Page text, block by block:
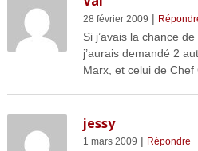
28 février 2009 |
Si j’avais la chance
j’aurais demandé 2
Marx, et celui de Chef
jessy
1 mars 2009 | Répondre